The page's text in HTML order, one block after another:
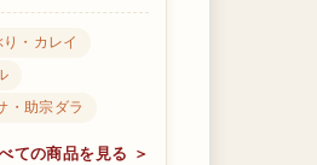
り・カレイ
・助宗ダラ
ての商品を見る ＞